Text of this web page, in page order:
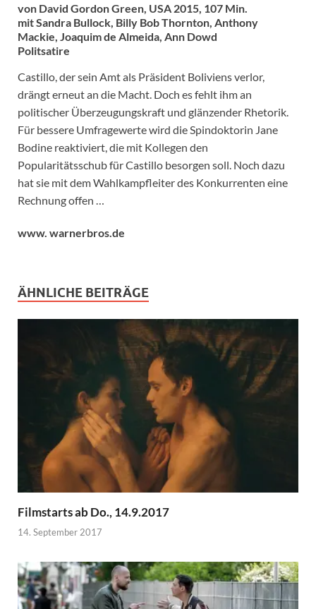
von David Gordon Green, USA 2015, 107 Min.
mit Sandra Bullock, Billy Bob Thornton, Anthony
Mackie, Joaquim de Almeida, Ann Dowd
Politsatire
Castillo, der sein Amt als Präsident Boliviens verlor,
drängt erneut an die Macht. Doch es fehlt ihm an
politischer Überzeugungskraft und glänzender Rhetorik.
Für bessere Umfragewerte wird die Spindoktorin Jane
Bodine reaktiviert, die mit Kollegen den
Popularitätsschub für Castillo besorgen soll. Noch dazu
hat sie mit dem Wahlkampfleiter des Konkurrenten eine
Rechnung offen …
www. warnerbros.de
ÄHNLICHE BEITRÄGE
Filmstarts ab Do., 14.9.2017
14. September 2017